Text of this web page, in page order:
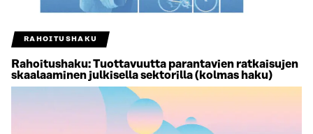
RAHOITUSHAKU
Rahoitushaku: Tuottavuutta parantavien ratkaisujen
skaalaaminen julkisella sektorilla (kolmas haku)